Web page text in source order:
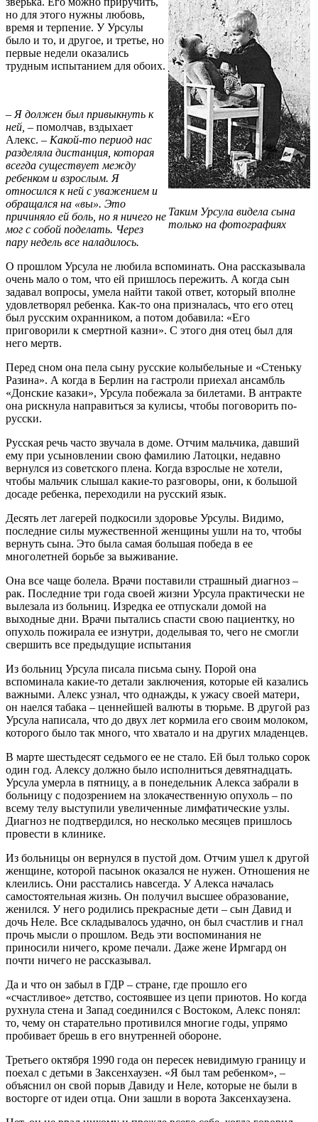
Таким Урсула видела сына
только на фотографиях
но для этого нужны любовь,
время и терпение. У Урсулы
было и то, и другое, и третье, но
первые недели оказались
трудным испытанием для обоих.
– Я должен был привыкнуть к
ней, – помолчав, вздыхает
Алекс. – Какой-то период нас
разделяла дистанция, которая
всегда существует между
ребенком и взрослым. Я
относился к ней с уважением и
обращался на «вы». Это
причиняло ей боль, но я ничего не
мог с собой поделать. Через
пару недель все наладилось.
О прошлом Урсула не любила вспоминать. Она рассказывала
очень мало о том, что ей пришлось пережить. А когда сын
задавал вопросы, умела найти такой ответ, который вполне
удовлетворял ребенка. Как-то она призналась, что его отец
был русским охранником, а потом добавила: «Его
приговорили к смертной казни». С этого дня отец был для
него мертв.
Перед сном она пела сыну русские колыбельные и «Стеньку
Разина». А когда в Берлин на гастроли приехал ансамбль
«Донские казаки», Урсула побежала за билетами. В антракте
она рискнула направиться за кулисы, чтобы поговорить по-
русски.
Русская речь часто звучала в доме. Отчим мальчика, давший
ему при усыновлении свою фамилию Латоцки, недавно
вернулся из советского плена. Когда взрослые не хотели,
чтобы мальчик слышал какие-то разговоры, они, к большой
досаде ребенка, переходили на русский язык.
Десять лет лагерей подкосили здоровье Урсулы. Видимо,
последние силы мужественной женщины ушли на то, чтобы
вернуть сына. Это была самая большая победа в ее
многолетней борьбе за выживание.
Она все чаще болела. Врачи поставили страшный диагноз –
рак. Последние три года своей жизни Урсула практически не
вылезала из больниц. Изредка ее отпускали домой на
выходные дни. Врачи пытались спасти свою пациентку, но
опухоль пожирала ее изнутри, доделывая то, чего не смогли
свершить все предыдущие испытания
Из больниц Урсула писала письма сыну. Порой она
вспоминала какие-то детали заключения, которые ей казались
важными. Алекс узнал, что однажды, к ужасу своей матери,
он наелся табака – ценнейшей валюты в тюрьме. В другой раз
Урсула написала, что до двух лет кормила его своим молоком,
которого было так много, что хватало и на других младенцев.
В марте шестьдесят седьмого ее не стало. Ей был только сорок
один год. Алексу должно было исполниться девятнадцать.
Урсула умерла в пятницу, а в понедельник Алекса забрали в
больницу с подозрением на злокачественную опухоль – по
всему телу выступили увеличенные лимфатические узлы.
Диагноз не подтвердился, но несколько месяцев пришлось
провести в клинике.
Из больницы он вернулся в пустой дом. Отчим ушел к другой
женщине, которой пасынок оказался не нужен. Отношения не
клеились. Они расстались навсегда. У Алекса началась
самостоятельная жизнь. Он получил высшее образование,
женился. У него родились прекрасные дети – сын Давид и
дочь Неле. Все складывалось удачно, он был счастлив и гнал
прочь мысли о прошлом. Ведь эти воспоминания не
приносили ничего, кроме печали. Даже жене Ирмгард он
почти ничего не рассказывал.
Да и что он забыл в ГДР – стране, где прошло его
«счастливое» детство, состоявшее из цепи приютов. Но когда
рухнула стена и Запад соединился с Востоком, Алекс понял:
то, чему он старательно противился многие годы, упрямо
пробивает брешь в его внутренней обороне.
Третьего октября 1990 года он пересек невидимую границу и
поехал с детьми в Заксенхаузен. «Я был там ребенком», –
объяснил он свой порыв Давиду и Неле, которые не были в
восторге от идеи отца. Они зашли в ворота Заксенхаузена.